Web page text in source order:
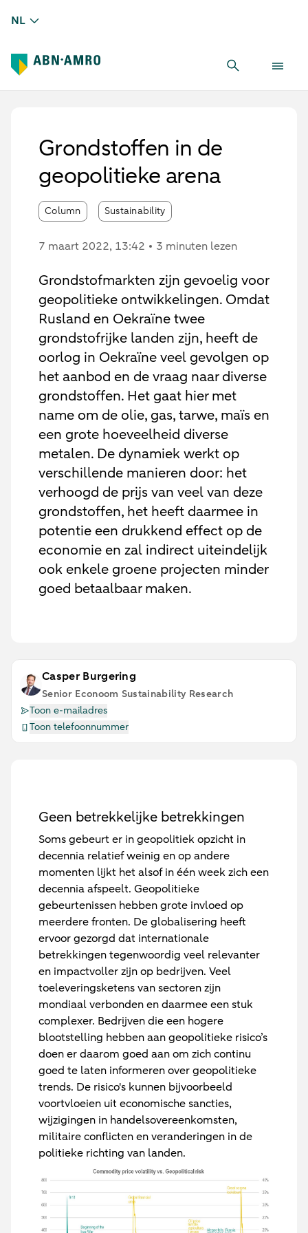
NL
Grondstoffen in de
geopolitieke arena
Column Sustainability
7 maart 2022, 13:42 3 minuten lezen
Grondstofmarkten zijn gevoelig voor
geopolitieke ontwikkelingen. Omdat
Rusland en Oekraïne twee
grondstofrijke landen zijn, heeft de
oorlog in Oekraïne veel gevolgen op
het aanbod en de vraag naar diverse
grondstoffen. Het gaat hier met
name om de olie, gas, tarwe, maïs en
een grote hoeveelheid diverse
metalen. De dynamiek werkt op
verschillende manieren door: het
verhoogd de prijs van veel van deze
grondstoffen, het heeft daarmee in
potentie een drukkend effect op de
economie en zal indirect uiteindelijk
ook enkele groene projecten minder
goed betaalbaar maken.
Casper Burgering
Senior Econoom Sustainability Research
Toon e-mailadres
Toon telefoonnummer
Geen betrekkelijke betrekkingen
Soms gebeurt er in geopolitiek opzicht in
decennia relatief weinig en op andere
momenten lijkt het alsof in één week zich een
decennia afspeelt. Geopolitieke
gebeurtenissen hebben grote invloed op
meerdere fronten. De globalisering heeft
ervoor gezorgd dat internationale
betrekkingen tegenwoordig veel relevanter
en impactvoller zijn op bedrijven. Veel
toeleveringsketens van sectoren zijn
mondiaal verbonden en daarmee een stuk
complexer. Bedrijven die een hogere
blootstelling hebben aan geopolitieke risico’s
doen er daarom goed aan om zich continu
goed te laten informeren over geopolitieke
trends. De risico's kunnen bijvoorbeeld
voortvloeien uit economische sancties,
wijzigingen in handelsovereenkomsten,
militaire conflicten en veranderingen in de
politieke richting van landen.